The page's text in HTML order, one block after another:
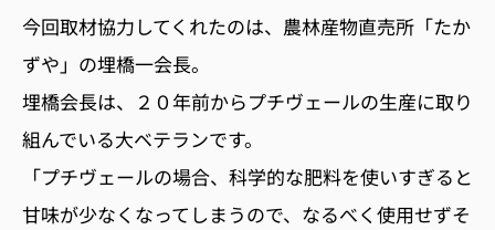
今回取材協力してくれたのは、農林産物直売所「たか
ずや」の埋橋一会長。
埋橋会長は、２０年前からプチヴェールの生産に取り
組んでいる大ベテランです。
「プチヴェールの場合、科学的な肥料を使いすぎると
甘味が少なくなってしまうので、なるべく使用せずそ